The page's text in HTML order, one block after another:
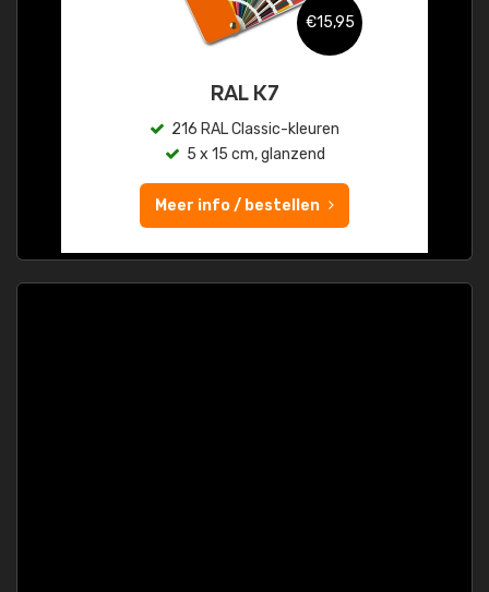
€15,95
RAL K7
216 RAL Classic-kleuren
5 x 15 cm, glanzend
Meer info / bestellen